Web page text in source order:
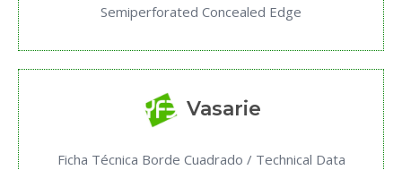
Semiperforated Concealed Edge
Vasarie
Ficha Técnica Borde Cuadrado / Technical Data